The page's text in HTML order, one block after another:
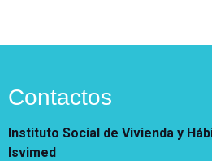
Directorio de servidores
A+ A A-
Contraste
Centro de relevo
Contactos
Instituto Social de Vivienda y
Isvimed